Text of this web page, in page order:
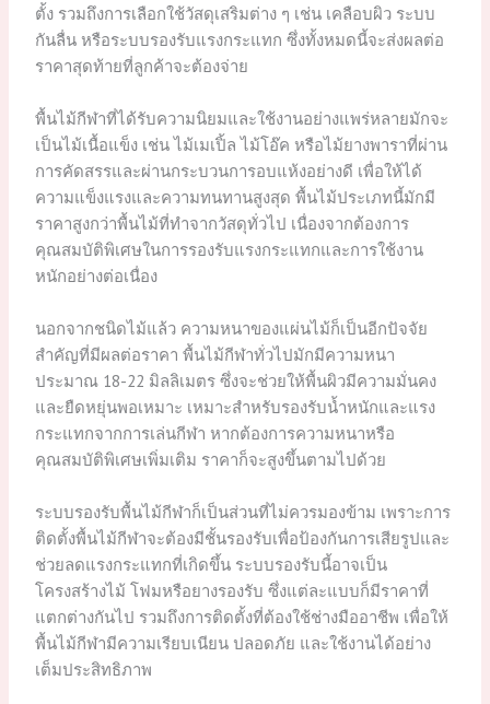
ตั้ง รวมถึงการเลือกใช้วัสดุเสริมต่าง ๆ เช่น เคลือบผิว ระบบ
กันลื่น หรือระบบรองรับแรงกระแทก ซึ่งทั้งหมดนี้จะส่งผลต่อ
ราคาสุดท้ายที่ลูกค้าจะต้องจ่าย
พื้นไม้กีฬาที่ได้รับความนิยมและใช้งานอย่างแพร่หลายมักจะ
เป็นไม้เนื้อแข็ง เช่น ไม้เมเปิ้ล ไม้โอ๊ค หรือไม้ยางพาราที่ผ่าน
การคัดสรรและผ่านกระบวนการอบแห้งอย่างดี เพื่อให้ได้
ความแข็งแรงและความทนทานสูงสุด พื้นไม้ประเภทนี้มักมี
ราคาสูงกว่าพื้นไม้ที่ทำจากวัสดุทั่วไป เนื่องจากต้องการ
คุณสมบัติพิเศษในการรองรับแรงกระแทกและการใช้งาน
หนักอย่างต่อเนื่อง
นอกจากชนิดไม้แล้ว ความหนาของแผ่นไม้ก็เป็นอีกปัจจัย
สำคัญที่มีผลต่อราคา พื้นไม้กีฬาทั่วไปมักมีความหนา
ประมาณ 18-22 มิลลิเมตร ซึ่งจะช่วยให้พื้นผิวมีความมั่นคง
และยืดหยุ่นพอเหมาะ เหมาะสำหรับรองรับน้ำหนักและแรง
กระแทกจากการเล่นกีฬา หากต้องการความหนาหรือ
คุณสมบัติพิเศษเพิ่มเติม ราคาก็จะสูงขึ้นตามไปด้วย
ระบบรองรับพื้นไม้กีฬาก็เป็นส่วนที่ไม่ควรมองข้าม เพราะการ
ติดตั้งพื้นไม้กีฬาจะต้องมีชั้นรองรับเพื่อป้องกันการเสียรูปและ
ช่วยลดแรงกระแทกที่เกิดขึ้น ระบบรองรับนี้อาจเป็น
โครงสร้างไม้ โฟมหรือยางรองรับ ซึ่งแต่ละแบบก็มีราคาที่
แตกต่างกันไป รวมถึงการติดตั้งที่ต้องใช้ช่างมืออาชีพ เพื่อให้
พื้นไม้กีฬามีความเรียบเนียน ปลอดภัย และใช้งานได้อย่าง
เต็มประสิทธิภาพ